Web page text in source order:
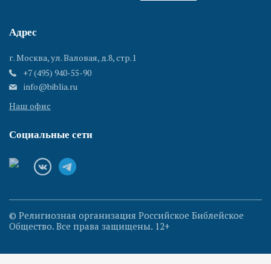
Адрес
г. Москва, ул. Валовая, д.8, стр.1
+7 (495) 940-55-90
info@biblia.ru
Наш офис
Социальные сети
© Религиозная организация Российское Библейское
Общество. Все права защищены. 12+